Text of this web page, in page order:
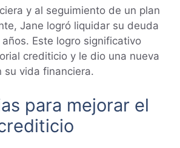
y al seguimiento de un plan
Jane logró liquidar su deuda
Este logro significativo
crediticio y le dio una nueva
su vida financiera.
para mejorar el